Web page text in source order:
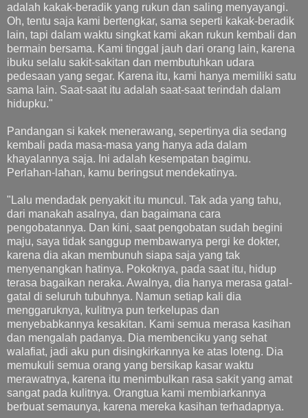
adalah kakak-beradik yang rukun dan saling menyayangi.
Oh, tentu saja kami bertengkar, sama seperti kakak-beradik
lain, tapi dalam waktu singkat kami akan rukun kembali dan
bermain bersama. Kami tinggal jauh dari orang lain, karena
ibuku selalu sakit-sakitan dan membutuhkan udara
pedesaan yang segar. Karena itu, kami hanya memiliki satu
sama lain. Saat-saat itu adalah saat-saat terindah dalam
hidupku."
Pandangan si kakek menerawang, sepertinya dia sedang
kembali pada masa-masa yang hanya ada dalam
khayalannya saja. Ini adalah kesempatan bagimu.
Perlahan-lahan, kamu beringsut mendekatinya.
"Lalu mendadak penyakit itu muncul. Tak ada yang tahu,
dari manakah asalnya, dan bagaimana cara
pengobatannya. Dan kini, saat pengobatan sudah begini
maju, saya tidak sanggup membawanya pergi ke dokter,
karena dia akan membunuh siapa saja yang tak
menyenangkan hatinya. Pokoknya, pada saat itu, hidup
terasa bagaikan neraka. Awalnya, dia hanya merasa gatal-
gatal di seluruh tubuhnya. Namun setiap kali dia
menggaruknya, kulitnya pun terkelupas dan
menyebabkannya kesakitan. Kami semua merasa kasihan
dan mengalah padanya. Dia membenciku yang sehat
walafiat, jadi aku pun disingkirkannya ke atas loteng. Dia
memukuli semua orang yang bersikap kasar waktu
merawatnya, karena itu menimbulkan rasa sakit yang amat
sangat pada kulitnya. Orangtua kami membiarkannya
berbuat semaunya, karena mereka kasihan terhadapnya.